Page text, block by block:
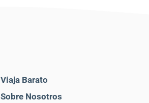
Viaja Barato
Sobre Nosotros